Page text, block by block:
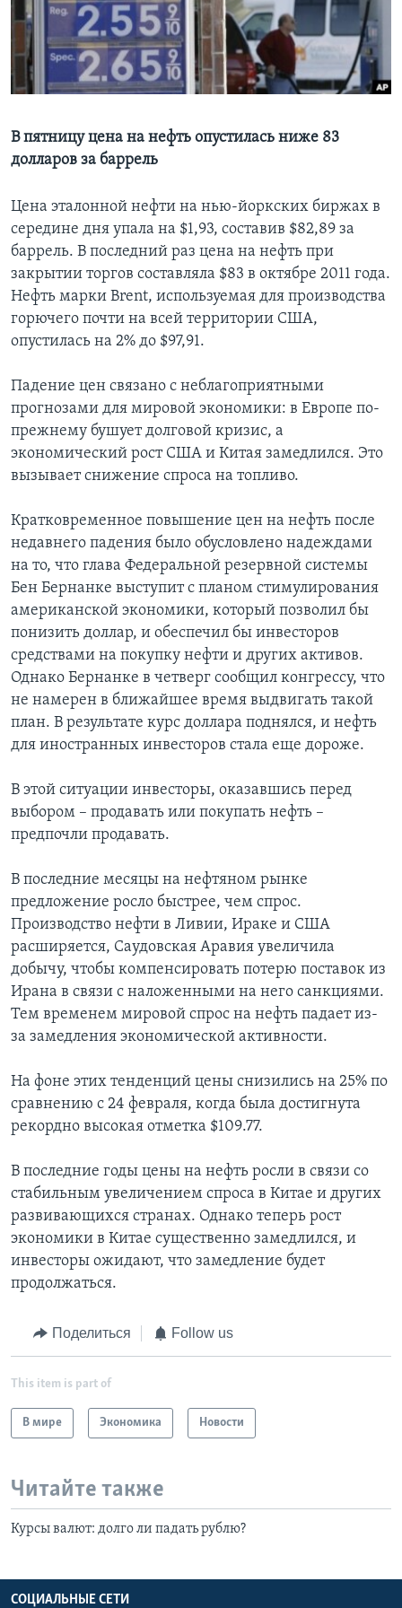
Learning English
СОЦИАЛЬНЫЕ СЕТИ
Языки
В пятницу цена на нефть опустилась ниже 83
долларов за баррель
Цена эталонной нефти на нью-йоркских биржах в
середине дня упала на $1,93, составив $82,89 за
баррель. В последний раз цена на нефть при
закрытии торгов составляла $83 в октябре 2011 года.
Нефть марки Brent, используемая для производства
горючего почти на всей территории США,
опустилась на 2% до $97,91.
Падение цен связано с неблагоприятными
прогнозами для мировой экономики: в Европе по-
прежнему бушует долговой кризис, а
экономический рост США и Китая замедлился. Это
вызывает снижение спроса на топливо.
Кратковременное повышение цен на нефть после
недавнего падения было обусловлено надеждами
на то, что глава Федеральной резервной системы
Бен Бернанке выступит с планом стимулирования
американской экономики, который позволил бы
понизить доллар, и обеспечил бы инвесторов
средствами на покупку нефти и других активов.
Однако Бернанке в четверг сообщил конгрессу, что
не намерен в ближайшее время выдвигать такой
план. В результате курс доллара поднялся, и нефть
для иностранных инвесторов стала еще дороже.
В этой ситуации инвесторы, оказавшись перед
выбором – продавать или покупать нефть –
предпочли продавать.
В последние месяцы на нефтяном рынке
предложение росло быстрее, чем спрос.
Производство нефти в Ливии, Ираке и США
расширяется, Саудовская Аравия увеличила
добычу, чтобы компенсировать потерю поставок из
Ирана в связи с наложенными на него санкциями.
Тем временем мировой спрос на нефть падает из-
за замедления экономической активности.
На фоне этих тенденций цены снизились на 25% по
сравнению с 24 февраля, когда была достигнута
рекордно высокая отметка $109.77.
В последние годы цены на нефть росли в связи со
стабильным увеличением спроса в Китае и других
развивающихся странах. Однако теперь рост
экономики в Китае существенно замедлился, и
инвесторы ожидают, что замедление будет
продолжаться.
Поделиться Follow us
This item is part of
В мире Экономика Новости
Читайте также
Курсы валют: долго ли падать рублю?
СОЦИАЛЬНЫЕ СЕТИ